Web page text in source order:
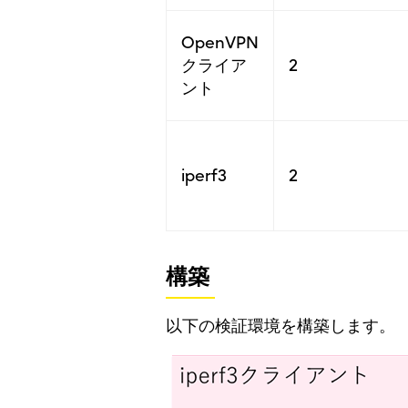
OpenVPN
クライア
ント
2
iperf3 2
構築
以下の検証環境を構築します。